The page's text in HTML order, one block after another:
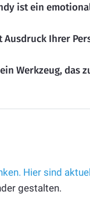
ist ein
Ihrer
Werkzeug, das
Hier sind
gestalten.